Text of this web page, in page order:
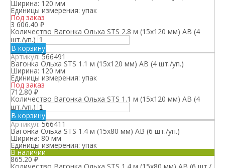
Ширина: 120 мм
Единицы измерения: упак
Под заказ
3 606.40 ₽
Количество Вагонка Ольха STS 2.8 м (15х120 мм) АВ (4
шт./уп.)
В корзину
Артикул:566491
Вагонка Ольха STS 1.1 м (15х120 мм) АВ (4 шт./уп.)
Ширина: 120 мм
Единицы измерения: упак
Под заказ
712.80 ₽
Количество Вагонка Ольха STS 1.1 м (15х120 мм) АВ (4
шт./уп.)
В корзину
Артикул:566411
Вагонка Ольха STS 1.4 м (15х80 мм) АВ (6 шт./уп.)
Ширина: 80 мм
Единицы измерения: упак
В наличии
865.20₽